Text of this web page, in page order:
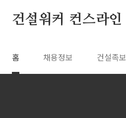
건설워커 컨스라인
홈 채용정보 건설족보